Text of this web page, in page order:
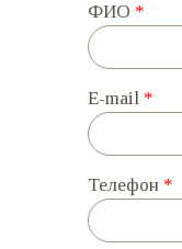
ФИО *
E-mail *
Телефон *